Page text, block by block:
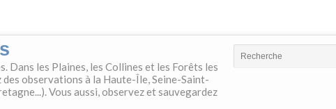
Dans les Plaines, les Collines et les Forêts les
observations à la Haute-Île, Seine-Saint-
Vous aussi, observez et sauvegardez